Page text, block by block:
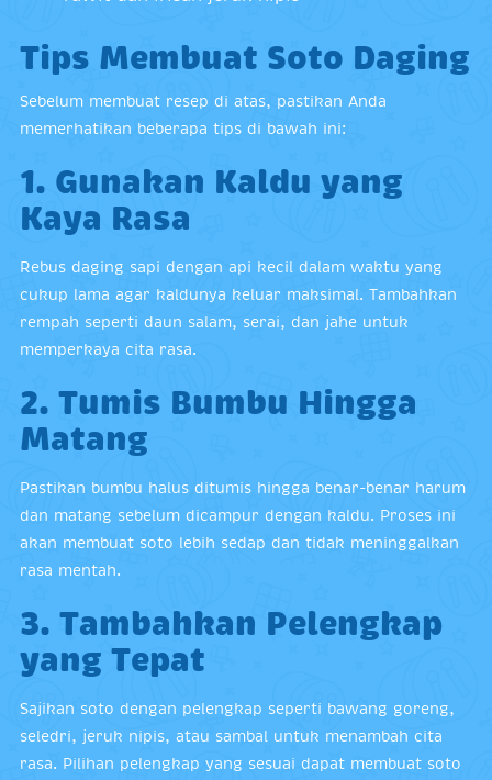
Tips Membuat Soto Daging
Sebelum membuat resep di atas, pastikan Anda
memerhatikan beberapa tips di bawah ini:
1. Gunakan Kaldu yang
Kaya Rasa
Rebus daging sapi dengan api kecil dalam waktu yang
cukup lama agar kaldunya keluar maksimal. Tambahkan
rempah seperti daun salam, serai, dan jahe untuk
memperkaya cita rasa.
2. Tumis Bumbu Hingga
Matang
Pastikan bumbu halus ditumis hingga benar-benar harum
dan matang sebelum dicampur dengan kaldu. Proses ini
akan membuat soto lebih sedap dan tidak meninggalkan
rasa mentah.
3. Tambahkan Pelengkap
yang Tepat
Sajikan soto dengan pelengkap seperti bawang goreng,
seledri, jeruk nipis, atau sambal untuk menambah cita
rasa. Pilihan pelengkap yang sesuai dapat membuat soto